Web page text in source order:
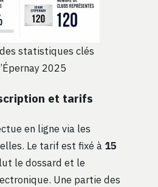
statistiques clés
2025
et tarifs
en ligne via les
Le tarif est fixé à 15
le dossard et le
Une partie des